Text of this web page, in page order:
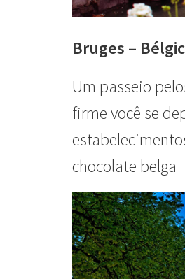
Bruges –
Um passeio
firme você se
chocolate belga